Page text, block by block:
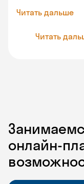
Читать дальше
Читать
онлайн-